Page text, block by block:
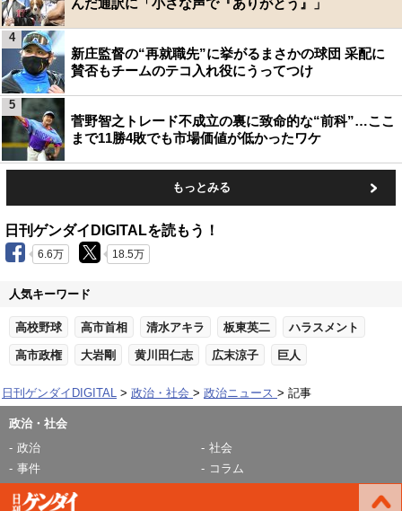
んだ通訳に「小さな声で『ありがとう』」
新庄監督の“再就職先”に挙がるまさかの球団 采配に
賛否もチームのテコ入れ役にうってつけ
4
菅野智之トレード不成立の裏に致命的な“前科”…ここ
まで11勝4敗でも市場価値が低かったワケ
5
もっとみる
日刊ゲンダイDIGITALを読もう！
6.6万 18.5万
人気キーワード
高校野球 高市首相 清水アキラ 板東英二 ハラスメント
高市政権 大岩剛 黄川田仁志 広末涼子 巨人
日刊ゲンダイDIGITAL 政治・社会 政治ニュース 記事
政治・社会
政治
社会
事件
コラム